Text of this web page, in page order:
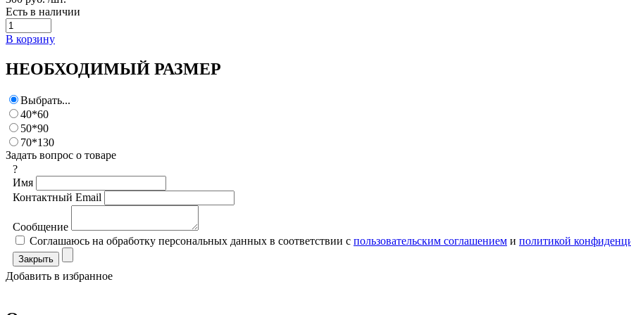
Есть в наличии
В корзину
НЕОБХОДИМЫЙ РАЗМЕР
Выбрать...
40*60
50*90
70*130
Задать вопрос о товаре
?
Имя
Контактный Email
Сообщение
Соглашаюсь на обработку персональных данных в соответствии с пользовательским соглашением и политикой
Закрыть
Добавить в избранное